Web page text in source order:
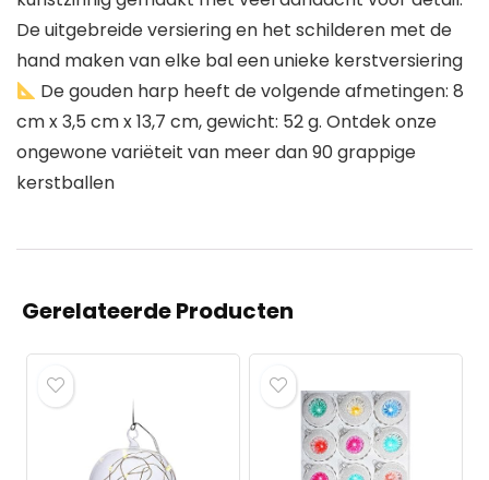
De uitgebreide versiering en het schilderen met de
hand maken van elke bal een unieke kerstversiering
De gouden harp heeft de volgende afmetingen: 8
cm x 3,5 cm x 13,7 cm, gewicht: 52 g. Ontdek onze
ongewone variëteit van meer dan 90 grappige
kerstballen
Gerelateerde Producten